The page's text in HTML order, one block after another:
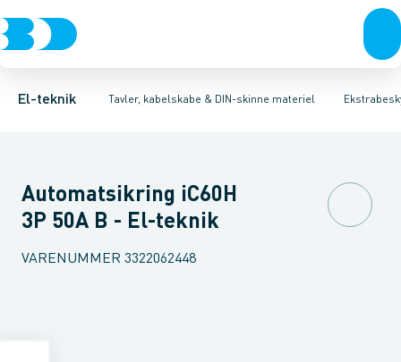
El-teknik Tavler, kabelskabe & DIN-skinne materiel
Afbrydere, stikkontakter & lampeudtagForgreningsmateriel
Tavler, kapsling og rackskabe Fordelings-/byggepladstavler
KombiafbryderFejlstrømsmodulNeozed D0 sikringselement
Automatsikring iC60H
3P 50A B - El-teknik
VARENUMMER 3322062448